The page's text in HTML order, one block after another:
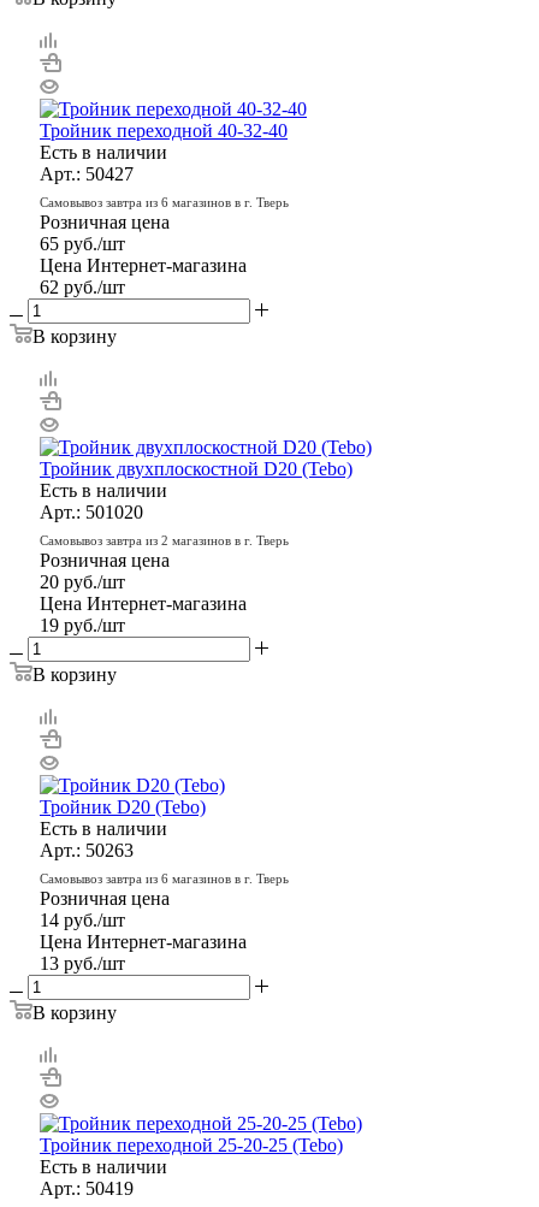
Тройник переходной 40-32-40
Есть в наличии
Арт.: 50427
Самовывоз завтра из 6 магазинов в г. Тверь
Розничная цена
65 руб./шт
Цена Интернет-магазина
62 руб./шт
В корзину
Тройник двухплоскостной D20 (Tebo)
Есть в наличии
Арт.: 501020
Самовывоз завтра из 2 магазинов в г. Тверь
Розничная цена
20 руб./шт
Цена Интернет-магазина
19 руб./шт
В корзину
Тройник D20 (Tebo)
Есть в наличии
Арт.: 50263
Самовывоз завтра из 6 магазинов в г. Тверь
Розничная цена
14 руб./шт
Цена Интернет-магазина
13 руб./шт
В корзину
Тройник переходной 25-20-25 (Tebo)
Есть в наличии
Арт.: 50419